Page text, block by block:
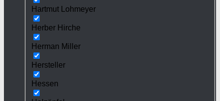
Hartmut Lohmeyer
Herber Hirche
Herman Miller
Hersteller
Hessen